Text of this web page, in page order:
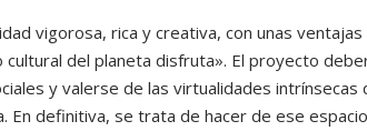
vigorosa, rica y creativa, con unas ventajas
del planeta disfruta». El proyecto
y valerse de las virtualidades intrínsecas
En definitiva, se trata de hacer de ese